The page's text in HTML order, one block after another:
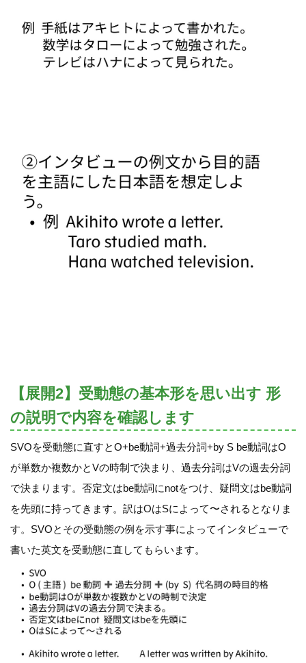
【展開2】受動態の基本形を思い出す 形
の説明で内容を確認します
SVOを受動態に直すとO+be動詞+過去分詞+by S be動詞はO
が単数か複数かとVの時制で決まり、過去分詞はVの過去分詞
で決まります。否定文はbe動詞にnotをつけ、疑問文はbe動詞
を先頭に持ってきます。訳はOはSによって〜されるとなりま
す。SVOとその受動態の例を示す事によってインタビューで
書いた英文を受動態に直してもらいます。